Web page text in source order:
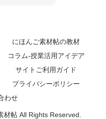
にほんご素材帖の教材
コラム-授業活用アイデア
サイトご利用ガイド
プライバシーポリシー
わせ
帖 All Rights Reserved.